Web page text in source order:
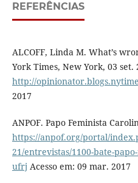
REFERÊNCIAS
ALCOFF, Linda M. What’s
York Times, New York, 03 set.
http://
2017
ANPOF. Papo Feminista
https://anpof.org/portal/
21/entrevistas/1100-bate-
ufrj Acesso em: 09 mar. 2017